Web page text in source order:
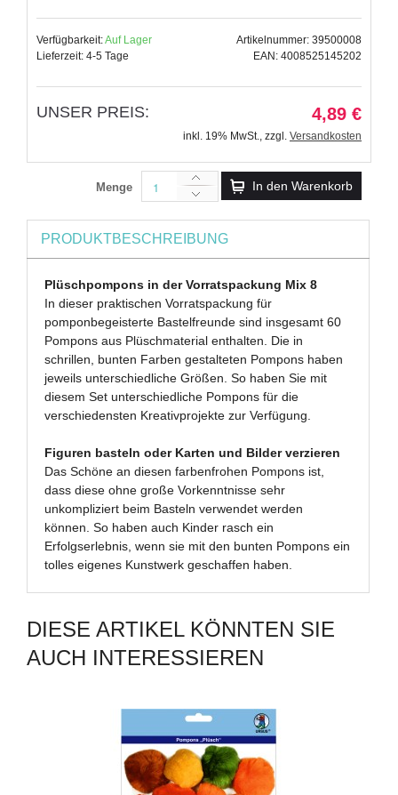
Verfügbarkeit:Auf Lager
Lieferzeit: 4-5 Tage
Artikelnummer: 39500008
EAN: 4008525145202
UNSER PREIS: 4,89 €
inkl. 19% MwSt., zzgl. Versandkosten
Menge In den Warenkorb
PRODUKTBESCHREIBUNG
Plüschpompons in der Vorratspackung Mix 8
In dieser praktischen Vorratspackung für
pomponbegeisterte Bastelfreunde sind insgesamt 60
Pompons aus Plüschmaterial enthalten. Die in
schrillen, bunten Farben gestalteten Pompons haben
jeweils unterschiedliche Größen. So haben Sie mit
diesem Set unterschiedliche Pompons für die
verschiedensten Kreativprojekte zur Verfügung.
Figuren basteln oder Karten und Bilder verzieren
Das Schöne an diesen farbenfrohen Pompons ist,
dass diese ohne große Vorkenntnisse sehr
unkompliziert beim Basteln verwendet werden
können. So haben auch Kinder rasch ein
Erfolgserlebnis, wenn sie mit den bunten Pompons ein
tolles eigenes Kunstwerk geschaffen haben.
DIESE ARTIKEL KÖNNTEN SIE
AUCH INTERESSIEREN